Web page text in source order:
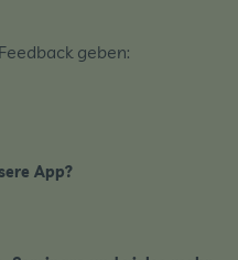
geben:
App?
Link zu https://